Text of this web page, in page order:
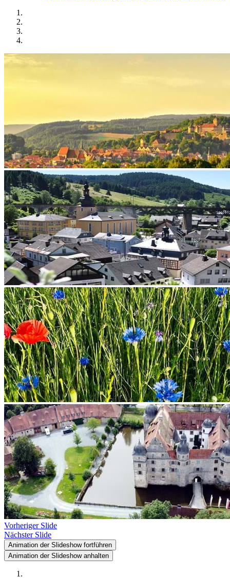
Vorheriger Slide
Nächster Slide
Animation der Slideshow fortführen
Animation der Slideshow anhalten